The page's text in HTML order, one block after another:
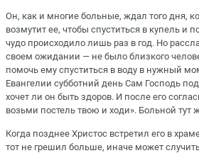
Он, как и многие больные, ждал того дня,
возмутит ее, чтобы спуститься в купель и
чудо происходило лишь раз в год. Но
своем ожидании — не было близкого
помочь ему спуститься в воду в нужный
Евангелии субботний день Сам Господь
хочет ли он быть здоров. И после его
возьми постель твою и ходи». Больной
Когда позднее Христос встретил его в
тот не грешил больше, иначе может